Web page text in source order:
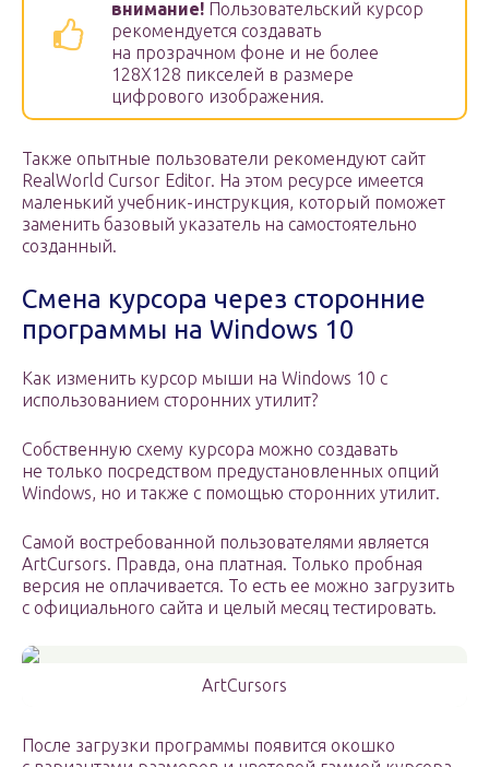
внимание! Пользовательский курсор
рекомендуется создавать
на прозрачном фоне и не более
128Х128 пикселей в размере
цифрового изображения.
Также опытные пользователи рекомендуют сайт
RealWorld Cursor Editor. На этом ресурсе имеется
маленький учебник-инструкция, который поможет
заменить базовый указатель на самостоятельно
созданный.
Смена курсора через сторонние
программы на Windows 10
Как изменить курсор мыши на Windows 10 с
использованием сторонних утилит?
Собственную схему курсора можно создавать
не только посредством предустановленных опций
Windows, но и также с помощью сторонних утилит.
Самой востребованной пользователями является
ArtCursors. Правда, она платная. Только пробная
версия не оплачивается. То есть ее можно загрузить
с официального сайта и целый месяц тестировать.
ArtCursors
После загрузки программы появится окошко